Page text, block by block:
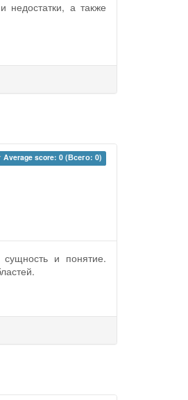
недостатки, а также
Average score: 0 (Всего: 0)
сущность и понятие.